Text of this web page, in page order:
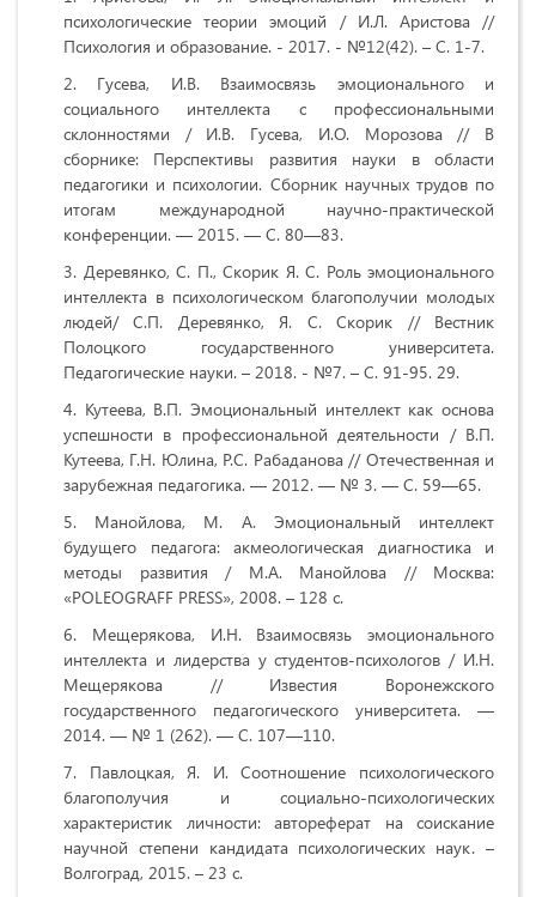
психологические теории эмоций / И.Л. Аристова //
Психология и образование. - 2017. - №12(42). – С. 1-7.
Гусева, И.В. Взаимосвязь эмоционального и
социального интеллекта с профессиональными
склонностями / И.В. Гусева, И.О. Морозова // В
сборнике: Перспективы развития науки в области
педагогики и психологии. Сборник научных трудов по
итогам международной научно-практической
конференции. — 2015. — С. 80—83.
Деревянко, С. П., Скорик Я. С. Роль эмоционального
интеллекта в психологическом благополучии молодых
людей/ С.П. Деревянко, Я. С. Скорик // Вестник
Полоцкого государственного университета.
Педагогические науки. – 2018. - №7. – С. 91-95. 29.
Кутеева, В.П. Эмоциональный интеллект как основа
успешности в профессиональной деятельности / В.П.
Кутеева, Г.Н. Юлина, Р.С. Рабаданова // Отечественная и
зарубежная педагогика. — 2012. — № 3. — С. 59—65.
Манойлова, М. А. Эмоциональный интеллект
будущего педагога: акмеологическая диагностика и
методы развития / М.А. Манойлова // Москва:
«POLEOGRAFF PRESS», 2008. – 128 с.
Мещерякова, И.Н. Взаимосвязь эмоционального
интеллекта и лидерства у студентов-психологов / И.Н.
Мещерякова // Известия Воронежского
государственного педагогического университета. —
2014. — № 1 (262). — С. 107—110.
Павлоцкая, Я. И. Соотношение психологического
благополучия и социально-психологических
характеристик личности: автореферат на соискание
научной степени кандидата психологических наук. –
Волгоград, 2015. – 23 с.